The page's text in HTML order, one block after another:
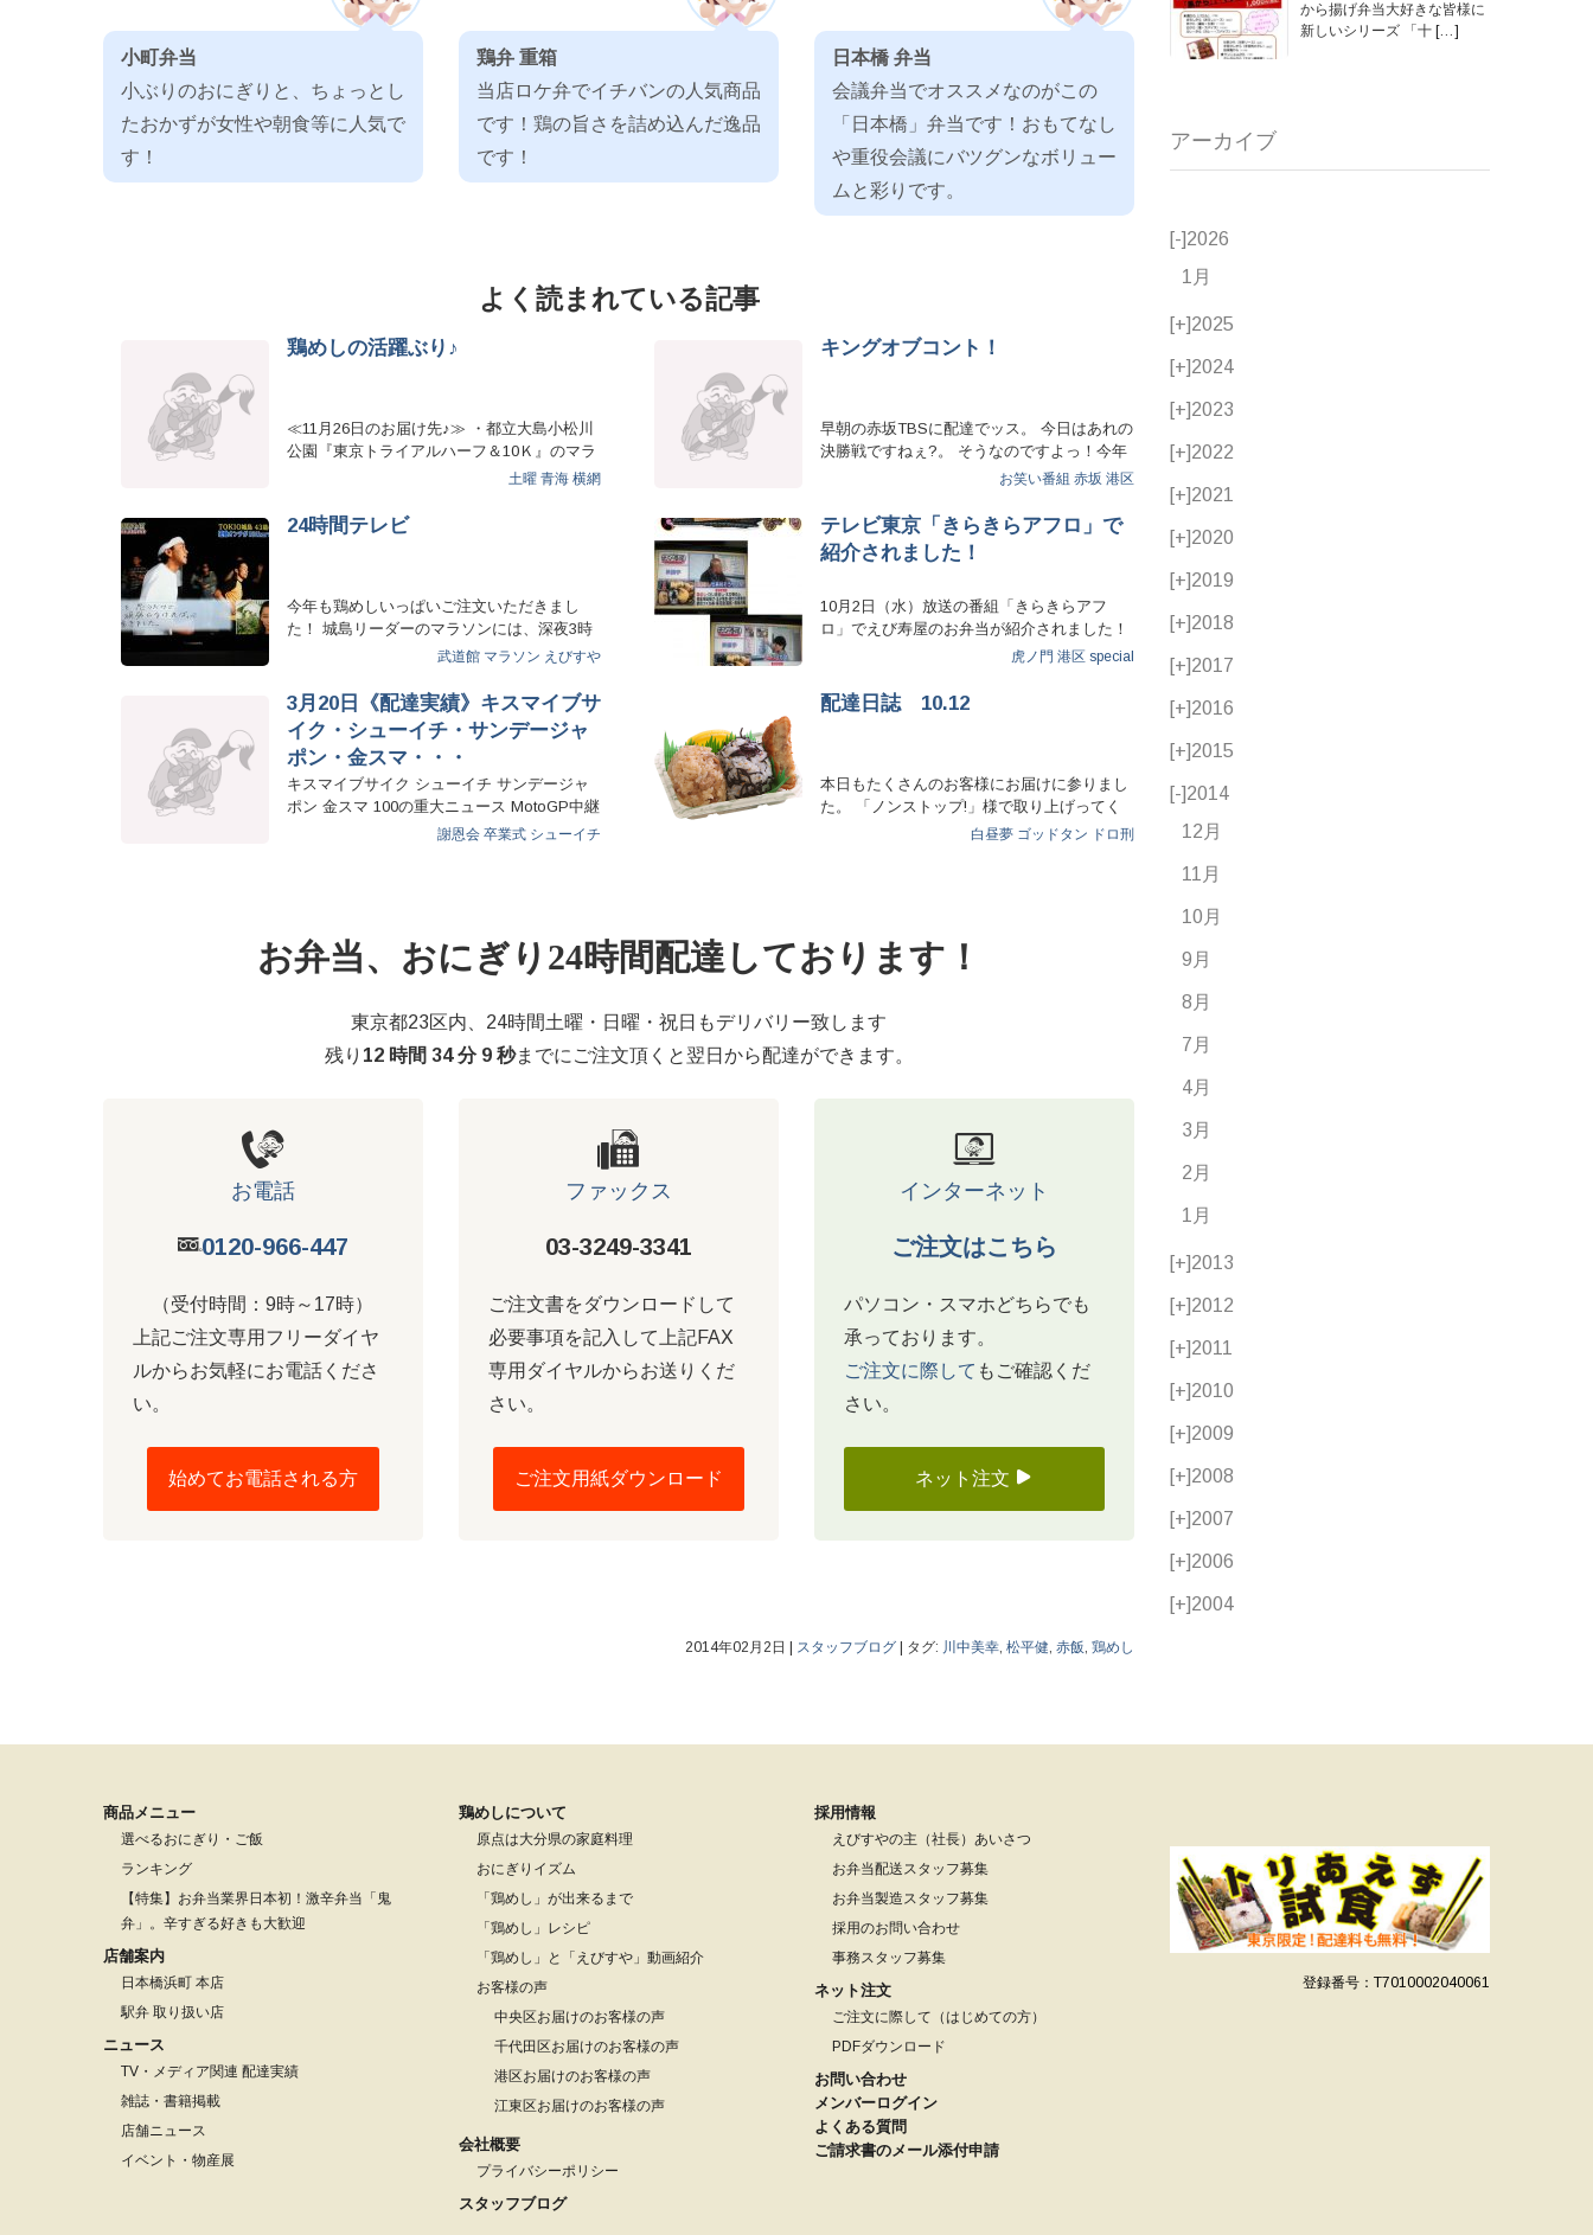
小町弁当
小ぶりのおにぎりと、ちょっとし
たおかずが女性や朝食等に人気で
す！
鶏弁 重箱
当店ロケ弁でイチバンの人気商品
です！鶏の旨さを詰め込んだ逸品
です！
日本橋 弁当
会議弁当でオススメなのがこの
「日本橋」弁当です！おもてなし
や重役会議にバツグンなボリュー
ムと彩りです。
よく読まれている記事
鶏めしの活躍ぶり♪
≪11月26日のお届け先♪≫ ・都立大島小松川
公園『東京トライアルハーフ＆10Ｋ』のマラ
土曜 青海 横網
キングオブコント！
早朝の赤坂TBSに配達でッス。 今日はあれの
決勝戦ですねぇ?。 そうなのですよっ！今年
お笑い番組 赤坂 港区
24時間テレビ
今年も鶏めしいっぱいご注文いただきまし
た！ 城島リーダーのマラソンには、深夜3時
に厚木まで配達しました！…
武道館 マラソン えびすや
テレビ東京「きらきらアフロ」で
紹介されました！
10月2日（水）放送の番組「きらきらアフ
ロ」でえび寿屋のお弁当が紹介されました！
虎ノ門 港区 special
3月20日《配達実績》キスマイブサ
イク・シューイチ・サンデージャ
ポン・金スマ・・・
キスマイブサイク シューイチ サンデージャ
ポン 金スマ 100の重大ニュース MotoGP中継
謝恩会 卒業式 シューイチ
配達日誌 10.12
本日もたくさんのお客様にお届けに参りまし
た。 「ノンストップ!」様で取り上げってく
ださったおかげで… 「…
白昼夢 ゴッドタン ドロ刑
お弁当、おにぎり24時間配達しております！
東京都23区内、24時間土曜・日曜・祝日もデリバリー致します
残り 12 時間 34 分 8 秒までにご注文頂くと翌日から配達ができます。
お電話
0120-966-447
（受付時間：9時～17時）
上記ご注文専用フリーダイヤ
ルからお気軽にお電話くださ
い。
始めてお電話される方
ファックス
03-3249-3341
ご注文書をダウンロードして
必要事項を記入して上記FAX
専用ダイヤルからお送りくだ
さい。
ご注文用紙ダウンロード
インターネット
ご注文はこちら
パソコン・スマホどちらでも
承っております。
ご注文に際して もご確認くだ
さい。
ネット注文
2014年02月2日 スタッフブログ タグ: 川中美幸, 松平健, 赤飯, 鶏めし
から揚げ弁当大好きな皆様に
新しいシリーズ 「十 […]
アーカイブ
[-]2026
1月
[+]2025
[+]2024
[+]2023
[+]2022
[+]2021
[+]2020
[+]2019
[+]2018
[+]2017
[+]2016
[+]2015
[-]2014
12月
11月
10月
9月
8月
7月
4月
3月
2月
1月
[+]2013
[+]2012
[+]2011
[+]2010
[+]2009
[+]2008
[+]2007
[+]2006
[+]2004
商品メニュー
選べるおにぎり・ご飯
ランキング
【特集】お弁当業界日本初！激辛弁当「鬼
弁」。辛すぎる好きも大歓迎
店舗案内
日本橋浜町 本店
駅弁 取り扱い店
ニュース
TV・メディア関連 配達実績
雑誌・書籍掲載
店舗ニュース
イベント・物産展
鶏めしについて
原点は大分県の家庭料理
おにぎりイズム
「鶏めし」が出来るまで
「鶏めし」レシピ
「鶏めし」と「えびすや」動画紹介
お客様の声
中央区お届けのお客様の声
千代田区お届けのお客様の声
港区お届けのお客様の声
江東区お届けのお客様の声
会社概要
プライバシーポリシー
スタッフブログ
採用情報
えびすやの主（社長）あいさつ
お弁当配送スタッフ募集
お弁当製造スタッフ募集
採用のお問い合わせ
事務スタッフ募集
ネット注文
ご注文に際して（はじめての方）
PDFダウンロード
お問い合わせ
メンバーログイン
よくある質問
ご請求書のメール添付申請
登録番号：T7010002040061